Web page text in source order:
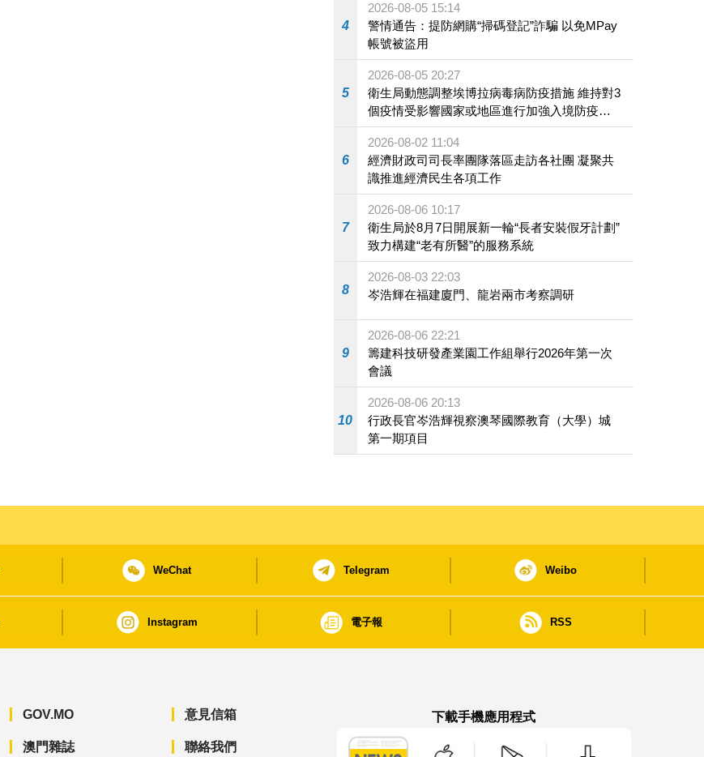
4
2026-08-05 15:14
警情通告：提防網購“掃碼登記”詐騙 以免MPay
帳號被盜用
5
2026-08-05 20:27
衛生局動態調整埃博拉病毒病防疫措施 維持對3
個疫情受影響國家或地區進行加強入境防疫措
施
6
2026-08-02 11:04
經濟財政司司長率團隊落區走訪各社團 凝聚共
識推進經濟民生各項工作
7
2026-08-06 10:17
衛生局於8月7日開展新一輪“長者安裝假牙計劃”
致力構建“老有所醫”的服務系統
8
2026-08-03 22:03
岑浩輝在福建廈門、龍岩兩市考察調研
9
2026-08-06 22:21
籌建科技研發產業園工作組舉行2026年第一次
會議
10
2026-08-06 20:13
行政長官岑浩輝視察澳琴國際教育（大學）城
第一期項目
WeChat Telegram Weibo
Instagram 電子報 RSS
GOV.MO
澳門雜誌
意見信箱
聯絡我們
下載手機應用程式